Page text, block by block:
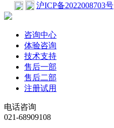
沪ICP备2022008703号
咨询中心
体验咨询
技术支持
售后一部
售后二部
注册试用
电话咨询
021-68909108